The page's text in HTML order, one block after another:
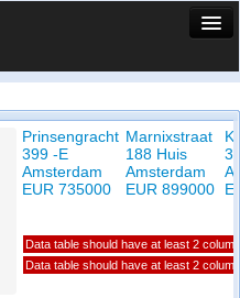
Prinsengracht
399 -E
Amsterdam
EUR 735000
Marnixstraat
188 Huis
Amsterdam
EUR 899000
Data table should have at least 2
Data table should have at least 2